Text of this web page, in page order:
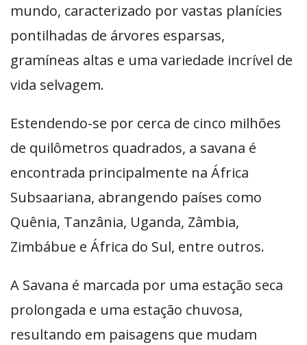
mundo, caracterizado por vastas planícies
pontilhadas de árvores esparsas,
gramíneas altas e uma variedade incrível de
vida selvagem.
Estendendo-se por cerca de cinco milhões
de quilômetros quadrados, a savana é
encontrada principalmente na África
Subsaariana, abrangendo países como
Quênia, Tanzânia, Uganda, Zâmbia,
Zimbábue e África do Sul, entre outros.
A Savana é marcada por uma estação seca
prolongada e uma estação chuvosa,
resultando em paisagens que mudam